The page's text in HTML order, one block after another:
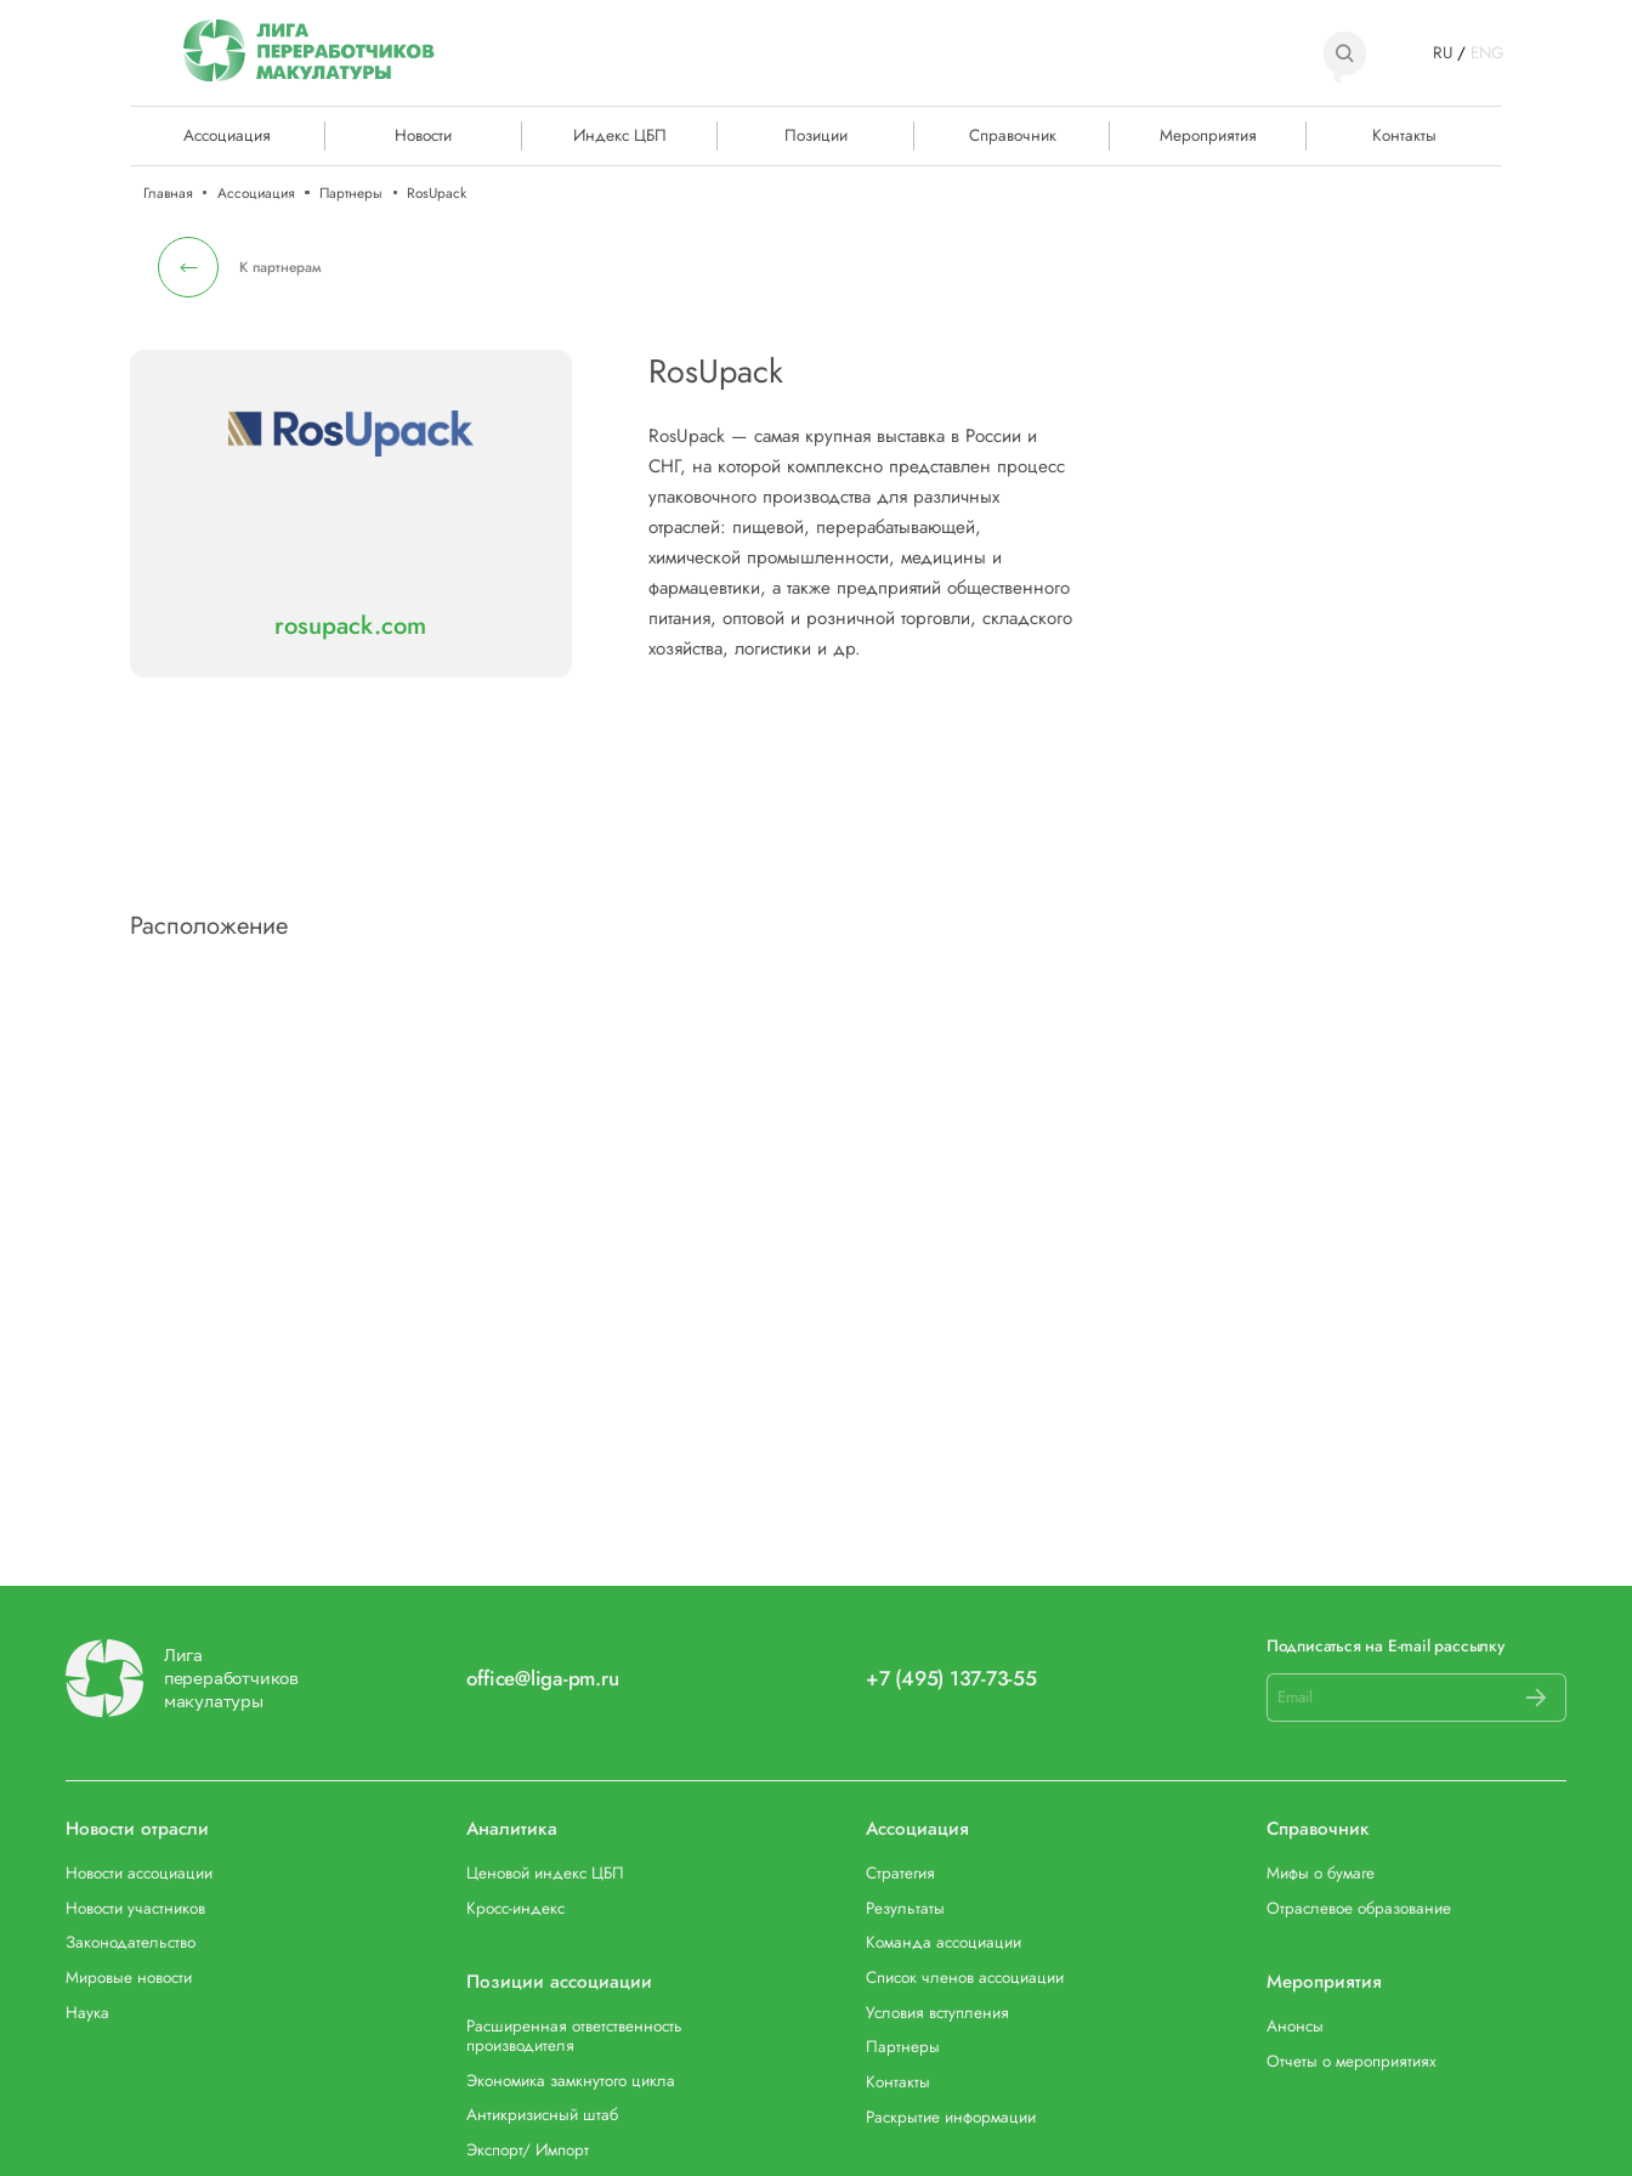
RU/ ENG
Ассоциация Новости Индекс ЦБП Позиции Справочник Мероприятия Контакты
Главная Ассоциация Партнеры RosUpack
К партнерам
rosupack.com
RosUpack
RosUpack — самая крупная выставка в России и
СНГ, на которой комплексно представлен процесс
упаковочного производства для различных
отраслей: пищевой, перерабатывающей,
химической промышленности, медицины и
фармацевтики, а также предприятий общественного
питания, оптовой и розничной торговли, складского
хозяйства, логистики и др.
Расположение
Лига
переработчиков
макулатуры
office@liga-pm.ru +7 (495) 137-73-55
Подписаться на E-mail рассылку
Новости отрасли
Новости ассоциации
Новости участников
Законодательство
Мировые новости
Наука
Аналитика
Ценовой индекс ЦБП
Кросс-индекс
Позиции ассоциации
Расширенная ответственность
производителя
Экономика замкнутого цикла
Антикризисный штаб
Экспорт/ Импорт
Ассоциация
Стратегия
Результаты
Команда ассоциации
Список членов ассоциации
Условия вступления
Партнеры
Контакты
Раскрытие информации
Справочник
Мифы о бумаге
Отраслевое образование
Мероприятия
Анонсы
Отчеты о мероприятиях